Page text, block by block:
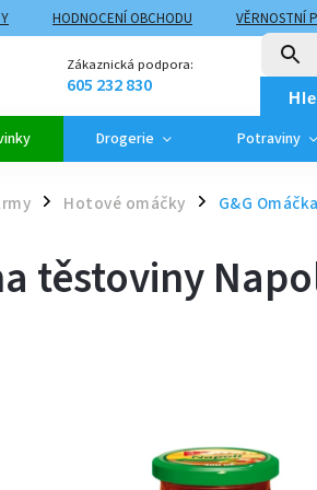
HODNOCENÍ OBCHODU VĚRNOSTNÍ
MOJE
Zákaznická podpora:
605 232 830
Drogerie Potraviny
/ Hotové omáčky / G&G
těstoviny